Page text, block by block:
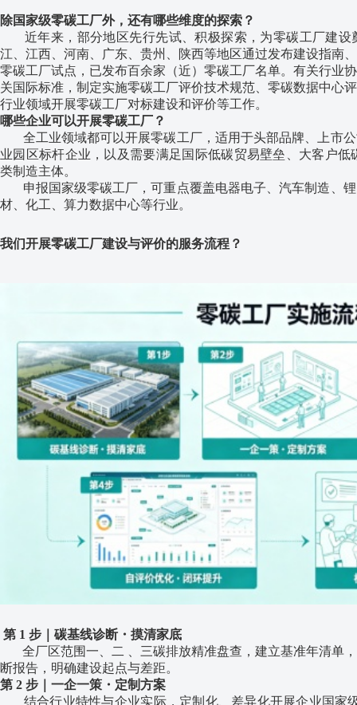
除国家级零碳工厂外，还有哪些维度的探索？
近年来，部分地区先行先试、积极探索，为零碳工厂建设
江、江西、河南、广东、贵州、陕西等地区通过发布建设指南
零碳工厂试点，已发布百余家（近）零碳工厂名单。有关行业
关国际标准，制定实施零碳工厂评价技术规范、零碳数据中心
行业领域开展零碳工厂对标建设和评价等工作。
哪些企业可以开展零碳工厂？
全工业领域都可以开展零碳工厂，适用于头部品牌、上市
业园区标杆企业，以及需要满足国际低碳贸易壁垒、大客户低
类制造主体。
申报国家级零碳工厂，可重点覆盖电器电子、汽车制造、
材、化工、算力数据中心等行业。
我们开展零碳工厂建设与评价的服务流程？
第 1 步｜碳基线诊断・摸清家底
全厂区范围一、二 、三碳排放精准盘查，建立基准年清单
断报告，明确建设起点与差距。
第 2 步｜一企一策・定制方案
结合行业特性与企业实际，定制化、差异化开展企业国家